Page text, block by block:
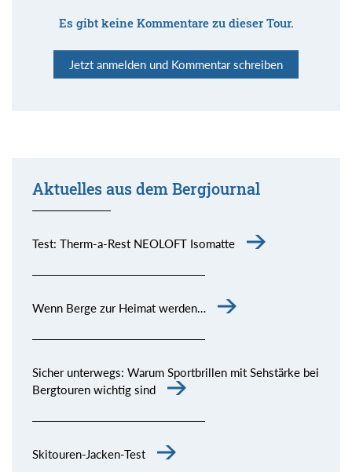
Es gibt keine Kommentare zu dieser Tour.
Jetzt anmelden und Kommentar schreiben
Aktuelles aus dem Bergjournal
Test: Therm-a-Rest NEOLOFT Isomatte
Wenn Berge zur Heimat werden…
Sicher unterwegs: Warum Sportbrillen mit Sehstärke bei
Bergtouren wichtig sind
Skitouren-Jacken-Test